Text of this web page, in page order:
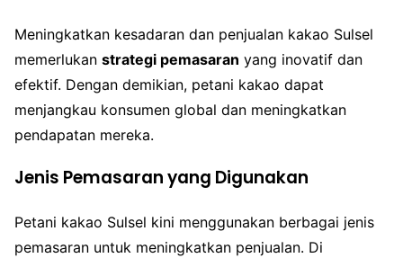
Meningkatkan kesadaran dan penjualan kakao Sulsel
memerlukan strategi pemasaran yang inovatif dan
efektif. Dengan demikian, petani kakao dapat
menjangkau konsumen global dan meningkatkan
pendapatan mereka.
Jenis Pemasaran yang Digunakan
Petani kakao Sulsel kini menggunakan berbagai jenis
pemasaran untuk meningkatkan penjualan. Di